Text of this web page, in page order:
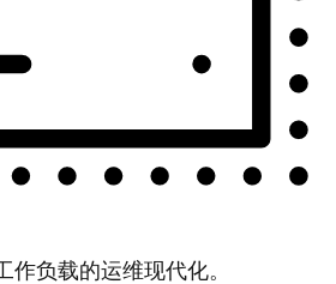
作负载的运维现代化。